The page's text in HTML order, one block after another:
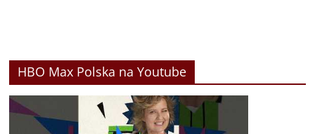
HBO Max Polska na Youtube